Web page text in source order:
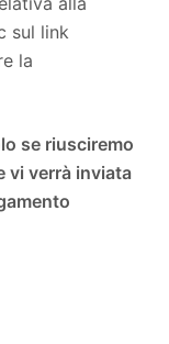
sul link
la
se riusciremo
vi verrà inviata